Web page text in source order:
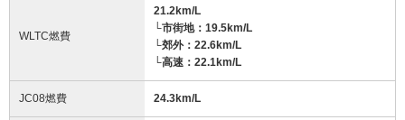
WLTC燃費
21.2km/L
└市街地：19.5km/L
└郊外：22.6km/L
└高速：22.1km/L
JC08燃費 24.3km/L